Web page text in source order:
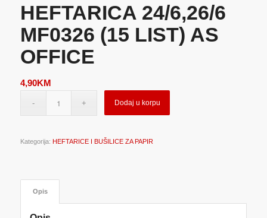
HEFTARICA 24/6,26/6
MF0326 (15 LIST) AS
OFFICE
4,90KM
Dodaj u korpu
Kategorija: HEFTARICE I BUŠILICE ZA PAPIR
Opis